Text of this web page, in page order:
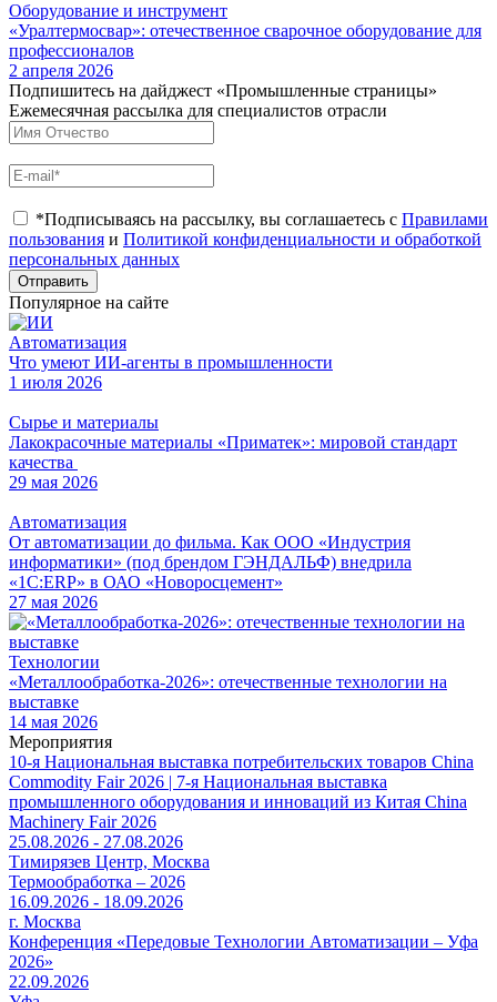
Оборудование и инструмент
«Уралтермосвар»: отечественное сварочное оборудование для
профессионалов
2 апреля 2026
Подпишитесь на дайджест «Промышленные страницы»
Ежемесячная рассылка для специалистов отрасли
*Подписываясь на рассылку, вы соглашаетесь с Правилами
пользования и Политикой конфиденциальности и обработкой
персональных данных
Отправить
Популярное на сайте
Автоматизация
Что умеют ИИ-агенты в промышленности
1 июля 2026
Сырье и материалы
Лакокрасочные материалы «Приматек»: мировой стандарт
качества
29 мая 2026
Автоматизация
От автоматизации до фильма. Как ООО «Индустрия
информатики» (под брендом ГЭНДАЛЬФ) внедрила
«1С:ERP» в ОАО «Новоросцемент»
27 мая 2026
Технологии
«Металлообработка-2026»: отечественные технологии на
выставке
14 мая 2026
Мероприятия
10-я Национальная выставка потребительских товаров China
Commodity Fair 2026 | 7-я Национальная выставка
промышленного оборудования и инноваций из Китая China
Machinery Fair 2026
25.08.2026 - 27.08.2026
Тимирязев Центр, Москва
Термообработка – 2026
16.09.2026 - 18.09.2026
г. Москва
Конференция «Передовые Технологии Автоматизации – Уфа
2026»
22.09.2026